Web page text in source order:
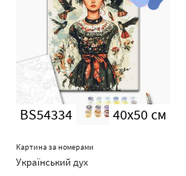
BS54334 40x50 см
Картина за номерами
Український дух